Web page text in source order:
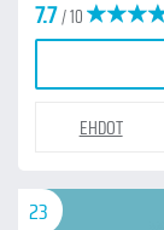
7.7/ 10
EHDOT
23